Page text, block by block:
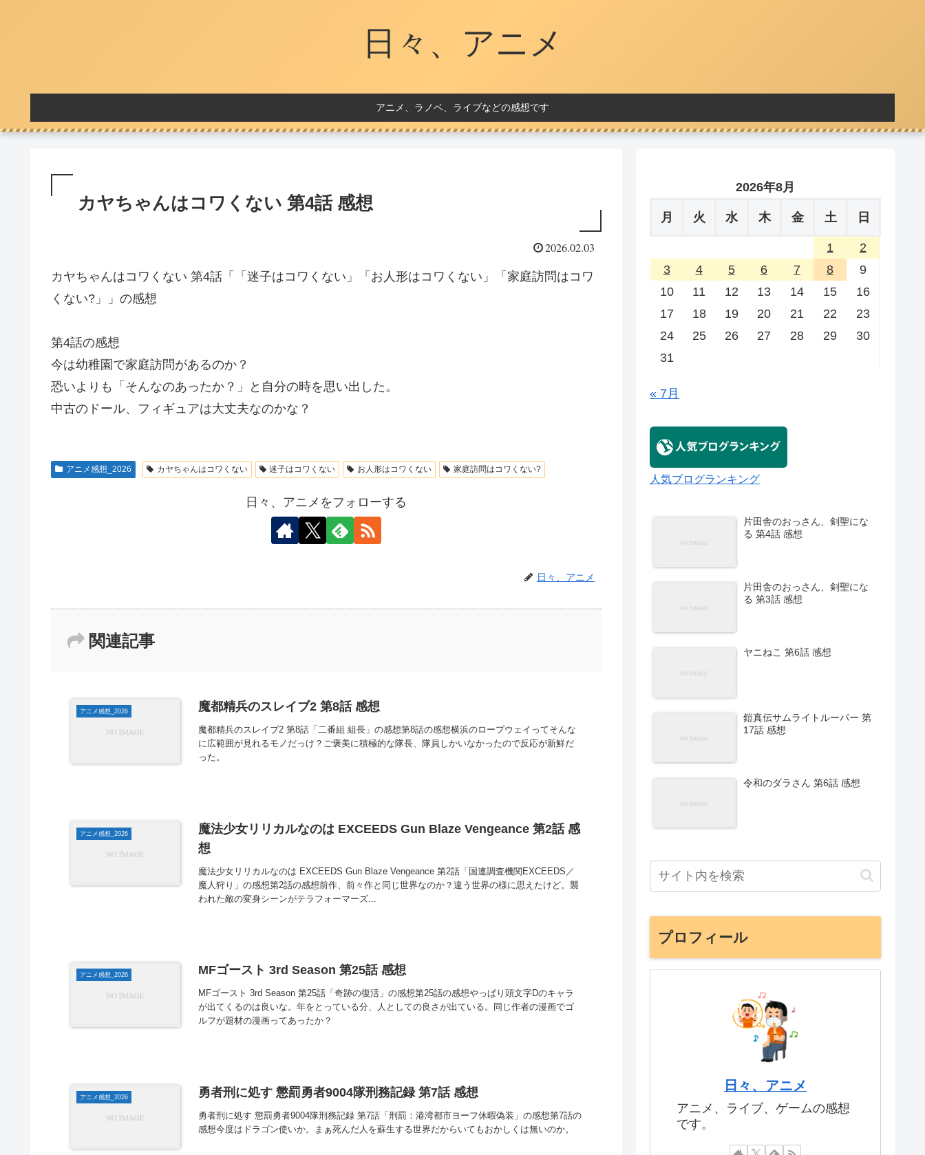
日々、アニメ
アニメ、ラノベ、ライブなどの感想です
カヤちゃんはコワくない 第4話 感想
2026.02.03
カヤちゃんはコワくない 第4話「「迷子はコワくない」「お人形はコワくない」「家庭訪問はコワ
くない?」」の感想
第4話の感想
今は幼稚園で家庭訪問があるのか？
恐いよりも「そんなのあったか？」と自分の時を思い出した。
中古のドール、フィギュアは大丈夫なのかな？
アニメ感想_2026 カヤちゃんはコワくない 迷子はコワくない お人形はコワくない 家庭訪問はコワくない?
日々、アニメをフォローする
日々、アニメ
関連記事
アニメ感想_2026 魔都精兵のスレイブ2 第8話 感想
魔都精兵のスレイブ2 第8話「二番組 組長」の感想第8話の感想横浜のロープウェイってそんな
に広範囲が見れるモノだっけ？ご褒美に積極的な隊長、隊員しかいなかったので反応が新鮮だ
った。
アニメ感想_2026
魔法少女リリカルなのは EXCEEDS Gun Blaze Vengeance 第2話 感
想
魔法少女リリカルなのは EXCEEDS Gun Blaze Vengeance 第2話「国連調査機関EXCEEDS／
魔人狩り」の感想第2話の感想前作、前々作と同じ世界なのか？違う世界の様に思えたけど。襲
われた敵の変身シーンがテラフォーマーズ...
アニメ感想_2026 MFゴースト 3rd Season 第25話 感想
MFゴースト 3rd Season 第25話「奇跡の復活」の感想第25話の感想やっぱり頭文字Dのキャラ
が出てくるのは良いな。年をとっている分、人としての良さが出ている。同じ作者の漫画でゴ
ルフが題材の漫画ってあったか？
アニメ感想_2026 勇者刑に処す 懲罰勇者9004隊刑務記録 第7話 感想
勇者刑に処す 懲罰勇者9004隊刑務記録 第7話「刑罰：港湾都市ヨーフ休暇偽装」の感想第7話の
感想今度はドラゴン使いか。まぁ死んだ人を蘇生する世界だからいてもおかしくは無いのか。
2026年8月
月 火 水 木 金 土 日
1
2
3
4 5 6 7 8
9
10
11 12 13 14 15
16
17
18 19 20 21 22
23
24
25 26 27 28 29
30
31
« 7月
人気ブログランキング
片田舎のおっさん、剣聖にな
る 第4話 感想
片田舎のおっさん、剣聖にな
る 第3話 感想
ヤニねこ 第6話 感想
鎧真伝サムライトルーパー 第
17話 感想
令和のダラさん 第6話 感想
プロフィール
日々、アニメ
アニメ、ライブ、ゲームの感想
です。